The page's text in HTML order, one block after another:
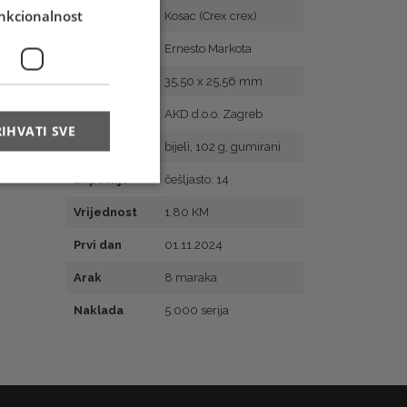
Motiv Kosac (Crex crex)
Ernesto Markota
Veličina 35,50 x 25,56 mm
Tisak AKD d.o.o. Zagreb
bijeli, 102 g, gumirani
Zupčanje češljasto: 14
Vrijednost 1.80 KM
Prvi dan 01.11.2024
Arak 8 maraka
Naklada 5.000 serija
SVE